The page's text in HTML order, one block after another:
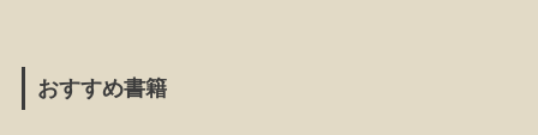
おすすめ書籍